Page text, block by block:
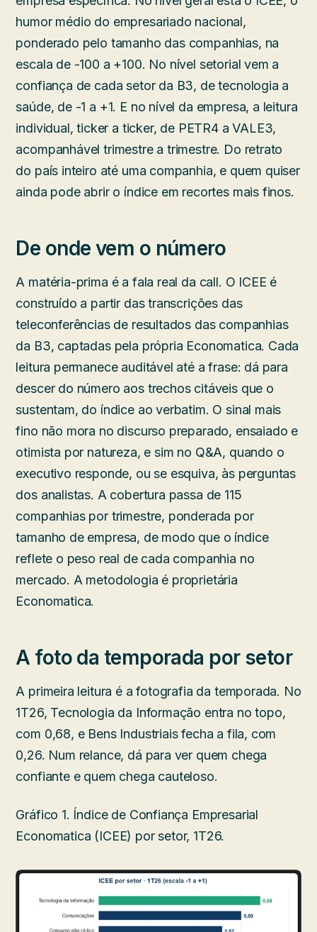
humor médio do empresariado nacional,
ponderado pelo tamanho das companhias, na
escala de -100 a +100. No nível setorial vem a
confiança de cada setor da B3, de tecnologia a
saúde, de -1 a +1. E no nível da empresa, a leitura
individual, ticker a ticker, de PETR4 a VALE3,
acompanhável trimestre a trimestre. Do retrato
do país inteiro até uma companhia, e quem quiser
ainda pode abrir o índice em recortes mais finos.
De onde vem o número
A matéria-prima é a fala real da call. O ICEE é
construído a partir das transcrições das
teleconferências de resultados das companhias
da B3, captadas pela própria Economatica. Cada
leitura permanece auditável até a frase: dá para
descer do número aos trechos citáveis que o
sustentam, do índice ao verbatim. O sinal mais
fino não mora no discurso preparado, ensaiado e
otimista por natureza, e sim no Q&A, quando o
executivo responde, ou se esquiva, às perguntas
dos analistas. A cobertura passa de 115
companhias por trimestre, ponderada por
tamanho de empresa, de modo que o índice
reflete o peso real de cada companhia no
mercado. A metodologia é proprietária
Economatica.
A foto da temporada por setor
A primeira leitura é a fotografia da temporada. No
1T26, Tecnologia da Informação entra no topo,
com 0,68, e Bens Industriais fecha a fila, com
0,26. Num relance, dá para ver quem chega
confiante e quem chega cauteloso.
Gráfico 1. Índice de Confiança Empresarial
Economatica (ICEE) por setor, 1T26.